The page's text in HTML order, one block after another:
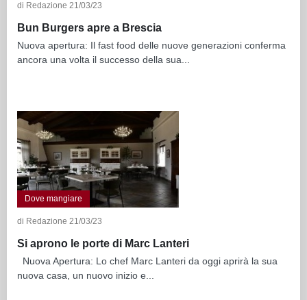
di Redazione 21/03/23
Bun Burgers apre a Brescia
Nuova apertura: Il fast food delle nuove generazioni conferma
ancora una volta il successo della sua...
Dove mangiare
di Redazione 21/03/23
Si aprono le porte di Marc Lanteri
Nuova Apertura: Lo chef Marc Lanteri da oggi aprirà la sua
nuova casa, un nuovo inizio e...